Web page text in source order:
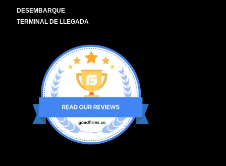
DESEMBARQUE
TERMINAL DE LLEGADA